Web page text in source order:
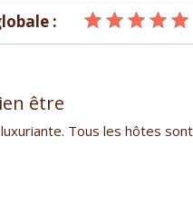
:
être
Tous les hôtes